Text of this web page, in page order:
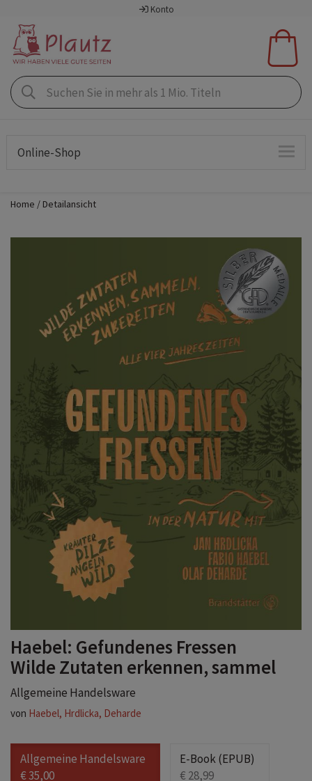
Konto
Online-Shop
Home Detailansicht
Haebel: Gefundenes Fressen
Wilde Zutaten erkennen, sammel
Allgemeine Handelsware
von Haebel, Hrdlicka, Deharde
Allgemeine Handelsware
€ 35,00
E-Book (EPUB)
€ 28,99